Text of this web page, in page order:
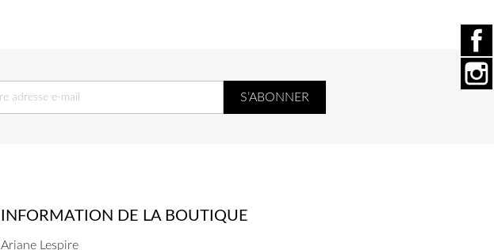
INFORMATION DE LA BOUTIQUE
Ariane Lespire